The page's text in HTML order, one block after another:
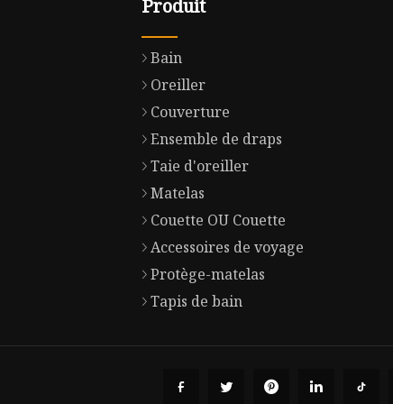
Produit
Bain
Oreiller
Couverture
Ensemble de draps
Taie d'oreiller
Matelas
Couette OU Couette
Accessoires de voyage
Protège-matelas
Tapis de bain